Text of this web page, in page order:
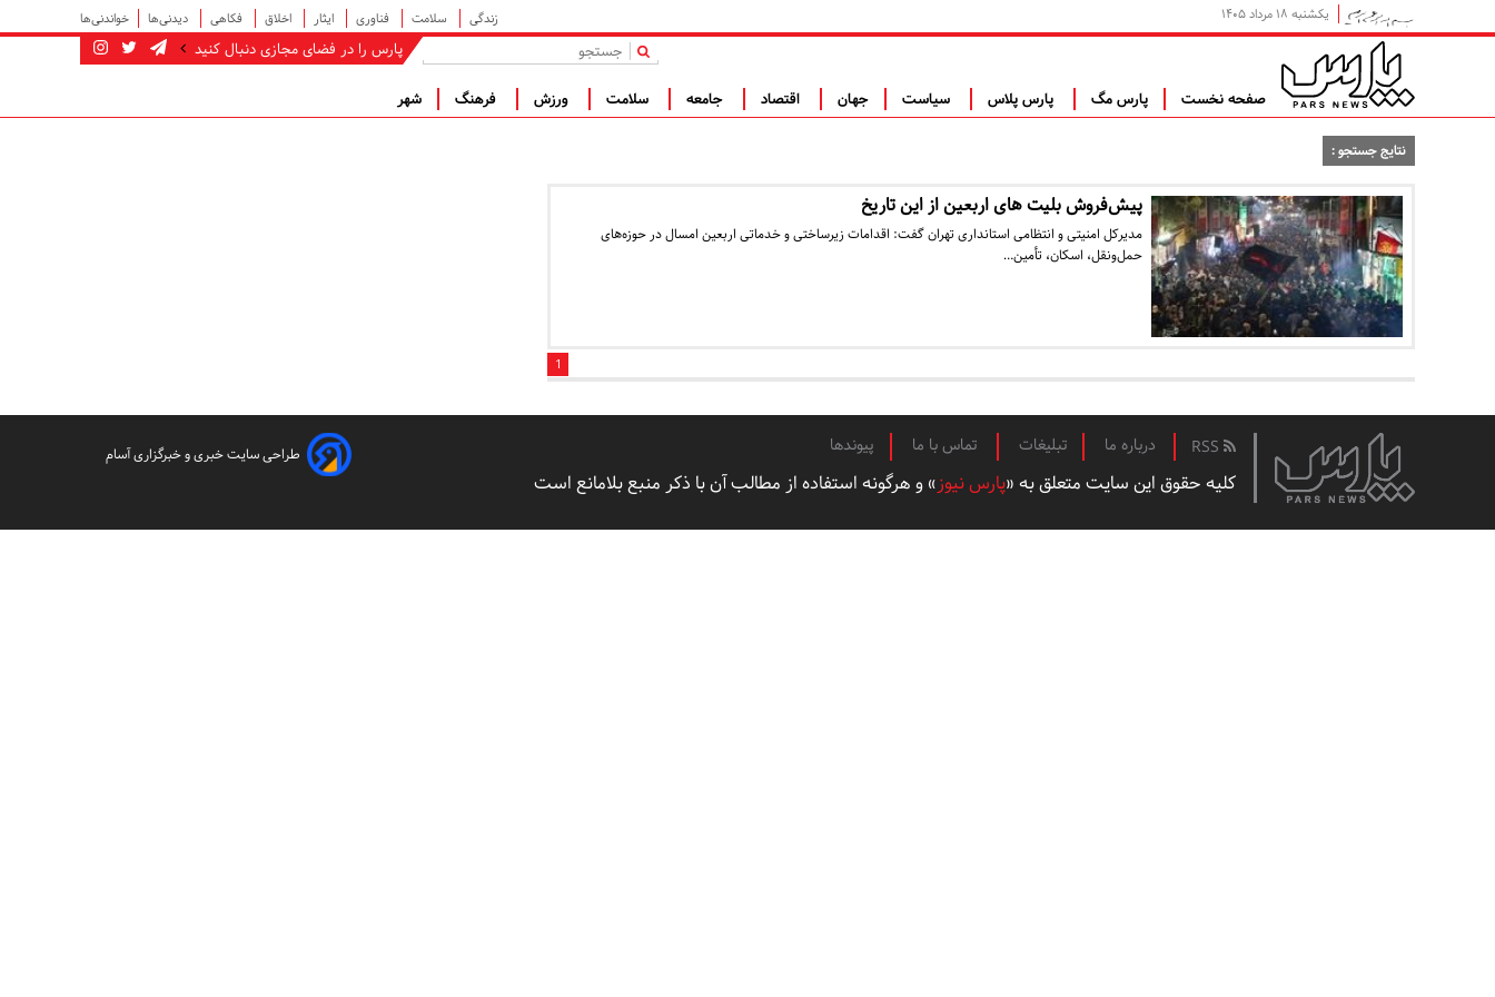
یکشنبه ۱۸ مرداد ۱۴۰۵ زندگی سلامت فناوری ایثار اخلاق فکاهی دیدنی‌ها خواندنی‌ها
پارس را در فضای مجازی دنبال کنید |
صفحه نخست پارس مگ پارس پلاس سیاست جهان اقتصاد جامعه سلامت ورزش فرهنگ شهر
نتایج جستجو :
پیش‌فروش بلیت‌ های اربعین از این تاریخ
مدیرکل امنیتی و انتظامی استانداری تهران گفت: اقدامات زیرساختی و خدماتی اربعین امسال در حوزه‌های
حمل‌ونقل، اسکان، تأمین…
1
درباره ما تبلیغات تماس با ما پیوندها
کلیه حقوق این سایت متعلق به «پارس نیوز» و هرگونه استفاده از مطالب آن با ذکر منبع بلامانع است
طراحی سایت خبری و خبرگزاری آسام